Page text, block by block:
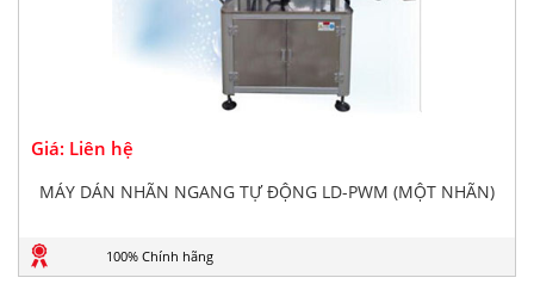
Giá: Liên hệ
MÁY DÁN NHÃN NGANG TỰ ĐỘNG LD-PWM (MỘT NHÃN)
100% Chính hãng